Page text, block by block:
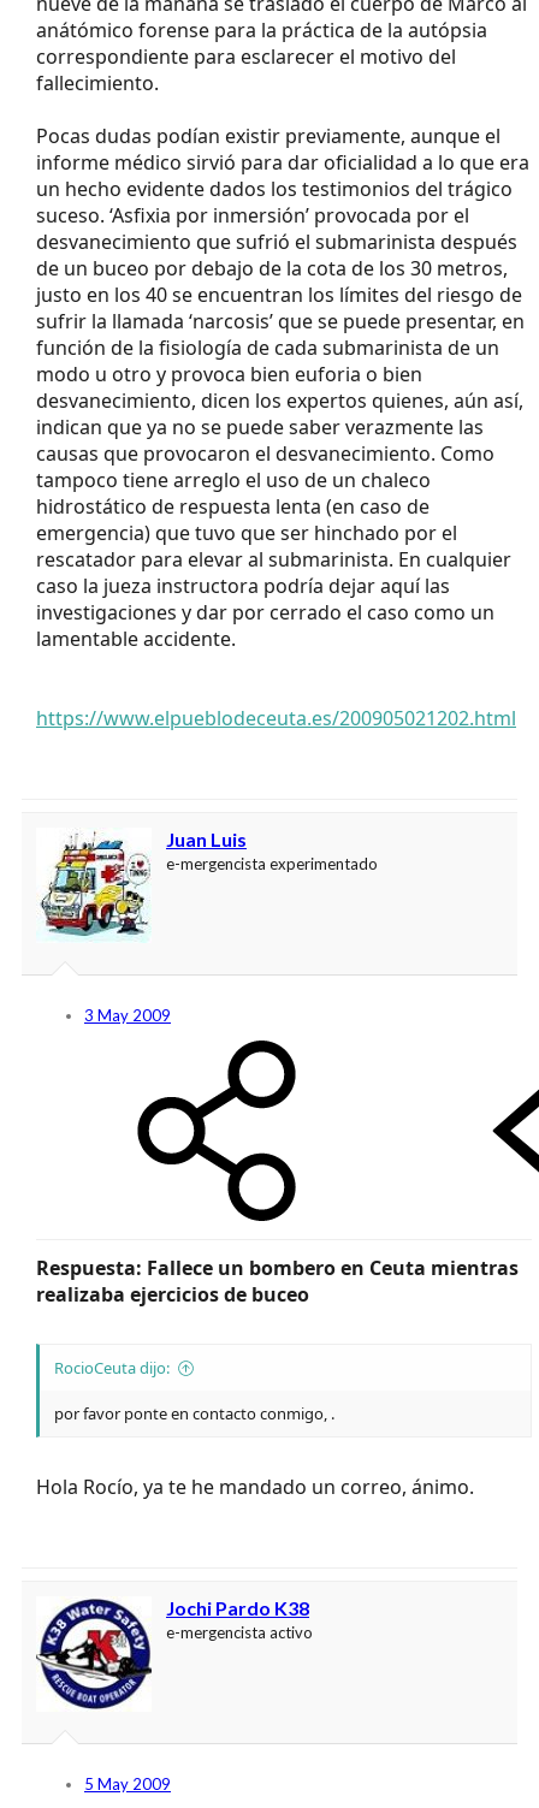
anátómico forense para la práctica de la autópsia
correspondiente para esclarecer el motivo del
fallecimiento.
Pocas dudas podían existir previamente, aunque el
informe médico sirvió para dar oficialidad a lo que era
un hecho evidente dados los testimonios del trágico
suceso. ‘Asfixia por inmersión’ provocada por el
desvanecimiento que sufrió el submarinista después
de un buceo por debajo de la cota de los 30 metros,
justo en los 40 se encuentran los límites del riesgo de
sufrir la llamada ‘narcosis’ que se puede presentar, en
función de la fisiología de cada submarinista de un
modo u otro y provoca bien euforia o bien
desvanecimiento, dicen los expertos quienes, aún así,
indican que ya no se puede saber verazmente las
causas que provocaron el desvanecimiento. Como
tampoco tiene arreglo el uso de un chaleco
hidrostático de respuesta lenta (en caso de
emergencia) que tuvo que ser hinchado por el
rescatador para elevar al submarinista. En cualquier
caso la jueza instructora podría dejar aquí las
investigaciones y dar por cerrado el caso como un
lamentable accidente.
https://www.elpueblodeceuta.es/200905021202.html
Juan Luis
e-mergencista experimentado
3 May 2009
Respuesta: Fallece un bombero en Ceuta mientras
realizaba ejercicios de buceo
RocioCeuta dijo:
por favor ponte en contacto conmigo, .
Hola Rocío, ya te he mandado un correo, ánimo.
Jochi Pardo K38
e-mergencista activo
5 May 2009